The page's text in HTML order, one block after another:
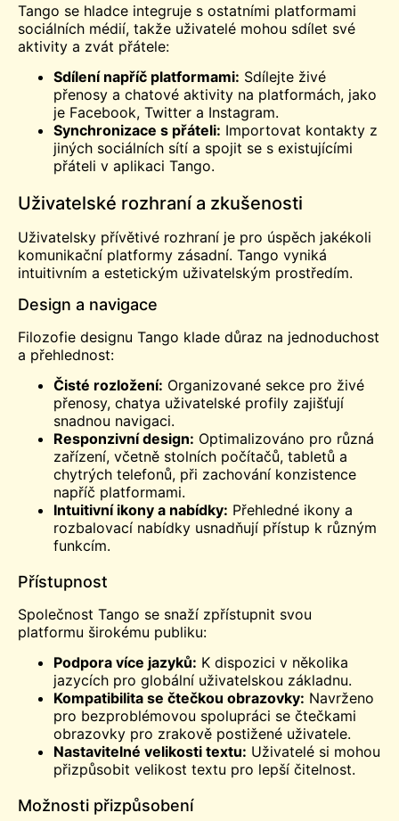
Tango se hladce integruje s ostatními platformami
sociálních médií, takže uživatelé mohou sdílet své
aktivity a zvát přátele:
Sdílení napříč platformami: Sdílejte živé
přenosy a chatové aktivity na platformách, jako
je Facebook, Twitter a Instagram.
Synchronizace s přáteli: Importovat kontakty z
jiných sociálních sítí a spojit se s existujícími
přáteli v aplikaci Tango.
Uživatelské rozhraní a zkušenosti
Uživatelsky přívětivé rozhraní je pro úspěch jakékoli
komunikační platformy zásadní. Tango vyniká
intuitivním a estetickým uživatelským prostředím.
Design a navigace
Filozofie designu Tango klade důraz na jednoduchost
a přehlednost:
Čisté rozložení: Organizované sekce pro živé
přenosy, chatya uživatelské profily zajišťují
snadnou navigaci.
Responzivní design: Optimalizováno pro různá
zařízení, včetně stolních počítačů, tabletů a
chytrých telefonů, při zachování konzistence
napříč platformami.
Intuitivní ikony a nabídky: Přehledné ikony a
rozbalovací nabídky usnadňují přístup k různým
funkcím.
Přístupnost
Společnost Tango se snaží zpřístupnit svou
platformu širokému publiku:
Podpora více jazyků: K dispozici v několika
jazycích pro globální uživatelskou základnu.
Kompatibilita se čtečkou obrazovky: Navrženo
pro bezproblémovou spolupráci se čtečkami
obrazovky pro zrakově postižené uživatele.
Nastavitelné velikosti textu: Uživatelé si mohou
přizpůsobit velikost textu pro lepší čitelnost.
Možnosti přizpůsobení